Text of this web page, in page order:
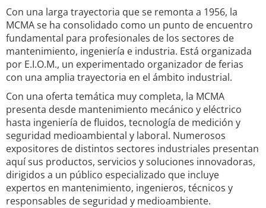
Con una larga trayectoria que se remonta a 1956, la
MCMA se ha consolidado como un punto de encuentro
fundamental para profesionales de los sectores de
mantenimiento, ingeniería e industria. Está organizada
por E.I.O.M., un experimentado organizador de ferias
con una amplia trayectoria en el ámbito industrial.
Con una oferta temática muy completa, la MCMA
presenta desde mantenimiento mecánico y eléctrico
hasta ingeniería de fluidos, tecnología de medición y
seguridad medioambiental y laboral. Numerosos
expositores de distintos sectores industriales presentan
aquí sus productos, servicios y soluciones innovadoras,
dirigidos a un público especializado que incluye
expertos en mantenimiento, ingenieros, técnicos y
responsables de seguridad y medioambiente.